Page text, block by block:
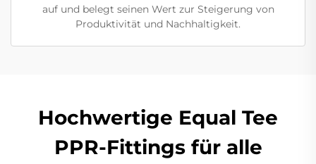
auf und belegt seinen Wert zur Steigerung von
Produktivität und Nachhaltigkeit.
Hochwertige Equal Tee
PPR-Fittings für alle